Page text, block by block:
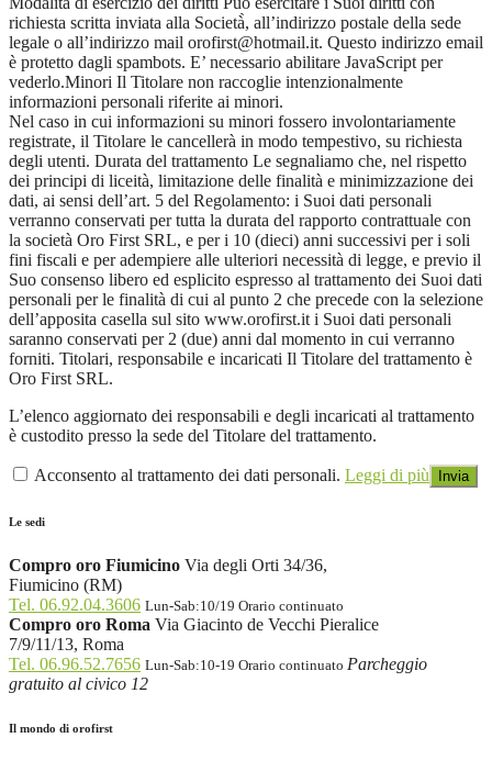
richiesta scritta inviata alla Società̀, all’indirizzo postale della sede
legale o all’indirizzo mail orofirst@hotmail.it. Questo indirizzo email
è protetto dagli spambots. E’ necessario abilitare JavaScript per
vederlo.Minori Il Titolare non raccoglie intenzionalmente
informazioni personali riferite ai minori.
Nel caso in cui informazioni su minori fossero involontariamente
registrate, il Titolare le cancellerà in modo tempestivo, su richiesta
degli utenti. Durata del trattamento Le segnaliamo che, nel rispetto
dei principi di liceità, limitazione delle finalità e minimizzazione dei
dati, ai sensi dell’art. 5 del Regolamento: i Suoi dati personali
verranno conservati per tutta la durata del rapporto contrattuale con
la società Oro First SRL, e per i 10 (dieci) anni successivi per i soli
fini fiscali e per adempiere alle ulteriori necessità di legge, e previo il
Suo consenso libero ed esplicito espresso al trattamento dei Suoi dati
personali per le finalità di cui al punto 2 che precede con la selezione
dell’apposita casella sul sito www.orofirst.it i Suoi dati personali
saranno conservati per 2 (due) anni dal momento in cui verranno
forniti. Titolari, responsabile e incaricati Il Titolare del trattamento è
Oro First SRL.
L’elenco aggiornato dei responsabili e degli incaricati al trattamento
è custodito presso la sede del Titolare del trattamento.
Acconsento al trattamento dei dati personali. Leggi di più
Le sedi
Compro oro Fiumicino Via degli Orti 34/36,
Fiumicino (RM)
Tel. 06.92.04.3606 Lun-Sab:10/19 Orario continuato
Compro oro Roma Via Giacinto de Vecchi Pieralice
7/9/11/13, Roma
Tel. 06.96.52.7656 Lun-Sab:10-19 Orario continuato Parcheggio
gratuito al civico 12
Il mondo di orofirst